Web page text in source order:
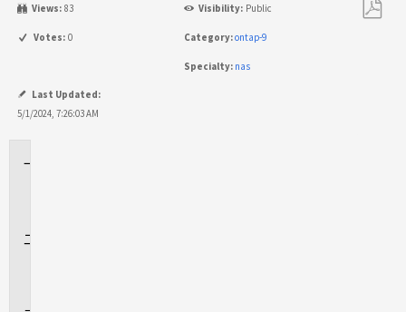
Views: 83 Visibility: Public
Votes: 0 Category:ontap-9
Specialty: nas
Last Updated:
5/1/2024, 7:26:03 AM